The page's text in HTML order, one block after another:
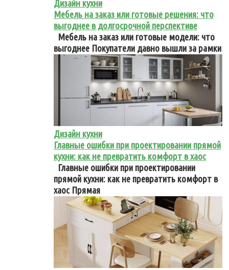
Дизайн кухни
Мебель на заказ или готовые решения: что
выгоднее в долгосрочной перспективе
Мебель на заказ или готовые модели: что
выгоднее Покупатели давно вышли за рамки
Дизайн кухни
Главные ошибки при проектировании прямой
кухни: как не превратить комфорт в хаос
Главные ошибки при проектировании
прямой кухни: как не превратить комфорт в
хаос Прямая